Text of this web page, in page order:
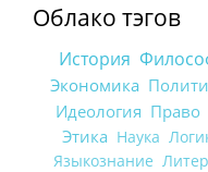
Облако тэгов
История
Экономика
Идеология Право
Этика Наука
Языкознание